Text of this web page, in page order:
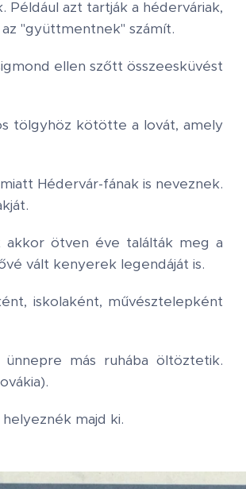
Például azt tartják a héderváriak,
"gyüttmentnek" számít.
ellen szőtt összeesküvést
tölgyhöz kötötte a lovát, amely
Hédervár-fának is neveznek.
akkor ötven éve találták meg a
vált kenyerek legendáját is.
iskolaként, művésztelepként
más ruhába öltöztetik.
majd ki.